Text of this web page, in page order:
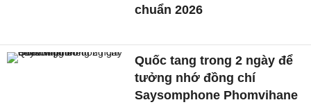
chuẩn 2026
Quốc tang trong 2 ngày để
tưởng nhớ đồng chí
Saysomphone Phomvihane